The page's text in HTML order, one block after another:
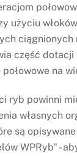
użyciu
ciągnionych
część dotacji
na
ryb powinni
własnych
są
WPRyb" -